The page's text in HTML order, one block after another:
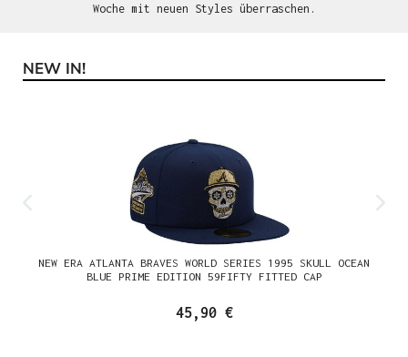
Woche mit neuen Styles überraschen.
Produktgalerie überspringen
NEW IN!
NEW ERA ATLANTA BRAVES WORLD SERIES 1995 SKULL OCEAN
BLUE PRIME EDITION 59FIFTY FITTED CAP
45,90 €